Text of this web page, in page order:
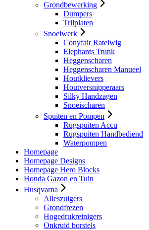
Grondbewerking
Dumpers
Trilplaten
Snoeiwerk
Conyfair Ratelwig
Elephants Trunk
Heggenscharen
Heggenscharen Manueel
Houtklievers
Houtversnipperaars
Silky Handzagen
Snoeischaren
Spuiten en Pompen
Rugspuiten Accu
Rugspuiten Handbediend
Waterpompen
Homepage
Homepage Designs
Homepage Hero Blocks
Honda Gazon en Tuin
Husqvarna
Alleszuigers
Grondfrezen
Hogedrukreinigers
Onkruid borstels